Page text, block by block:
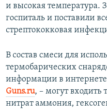
и высокая температура.
госпиталь и поставили
стрептококковая
В состав смеси для
термобарических
информации в
Guns.ru, – могут входить
нитрат аммония,